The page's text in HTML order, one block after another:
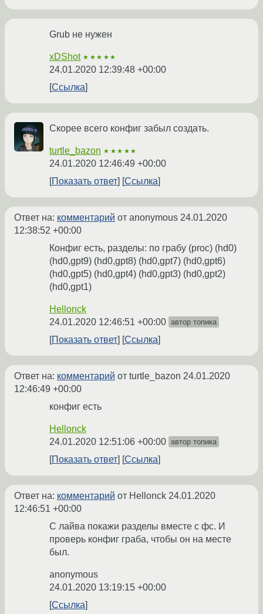
Grub не нужен
xDShot ★★★★★
24.01.2020 12:39:48 +00:00
Ссылка
Скорее всего конфиг забыл создать.
turtle_bazon ★★★★★
24.01.2020 12:46:49 +00:00
Показать ответ
Ссылка
Ответ на: комментарий от anonymous 24.01.2020
12:38:52 +00:00
Конфиг есть, разделы: по грабу (proc) (hd0)
(hd0,gpt9) (hd0,gpt8) (hd0,gpt7) (hd0,gpt6)
(hd0,gpt5) (hd0,gpt4) (hd0,gpt3) (hd0,gpt2)
(hd0,gpt1)
Hellonck
24.01.2020 12:46:51 +00:00 автор топика
Показать ответ Ссылка
Ответ на: комментарий от turtle_bazon 24.01.2020
12:46:49 +00:00
конфиг есть
Hellonck
24.01.2020 12:51:06 +00:00 автор топика
Показать ответ Ссылка
Ответ на: комментарий от Hellonck 24.01.2020
12:46:51 +00:00
С лайва покажи разделы вместе с фс. И
проверь конфиг граба, чтобы он на месте
был.
anonymous
24.01.2020 13:19:15 +00:00
Ссылка